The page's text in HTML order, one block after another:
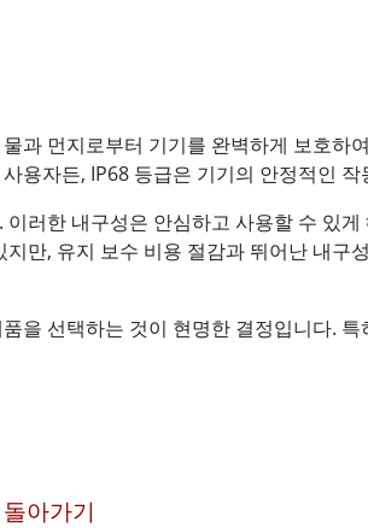
과 먼지로부터 기기를 완벽하게 보호하
용자든, IP68 등급은 기기의 안정적인 작
러한 내구성은 안심하고 사용할 수 있
만, 유지 보수 비용 절감과 뛰어난 내구
을 선택하는 것이 현명한 결정입니다. 특
아가기